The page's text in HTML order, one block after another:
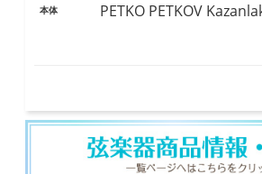
本体 PETKO PETKOV